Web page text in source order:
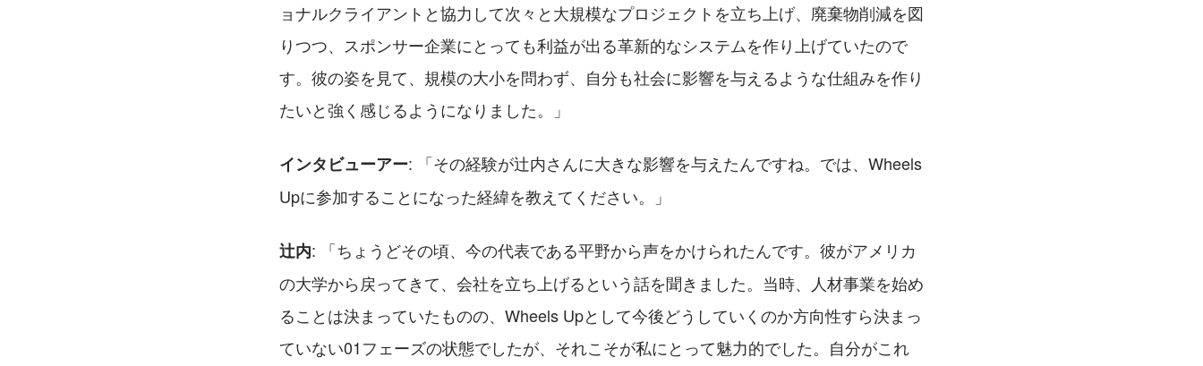
ョナルクライアントと協力して次々と大規模なプロジェクトを立ち上げ、廃棄物削減を図
りつつ、スポンサー企業にとっても利益が出る革新的なシステムを作り上げていたので
す。彼の姿を見て、規模の大小を問わず、自分も社会に影響を与えるような仕組みを作り
たいと強く感じるようになりました。」
インタビューアー: 「その経験が辻内さんに大きな影響を与えたんですね。では、Wheels
Upに参加することになった経緯を教えてください。」
辻内: 「ちょうどその頃、今の代表である平野から声をかけられたんです。彼がアメリカ
の大学から戻ってきて、会社を立ち上げるという話を聞きました。当時、人材事業を始め
ることは決まっていたものの、Wheels Upとして今後どうしていくのか方向性すら決まっ
ていない01フェーズの状態でしたが、それこそが私にとって魅力的でした。自分がこれ